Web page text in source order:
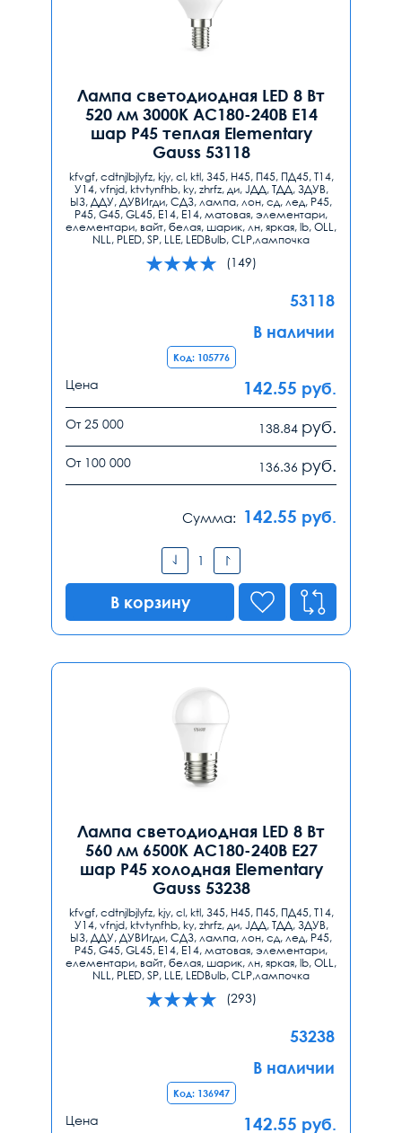
Лампа светодиодная LED 8 Вт
520 лм 3000К AC180-240В E14
шар P45 теплая Elementary
Gauss 53118
kfvgf, cdtnjlbjlyfz, kjy, cl, ktl, З45, H45, П45, ПД45, T14,
У14, vfnjd, ktvtynfhb, ky, zhrfz, ди, JДД, ТДД, ЗДУВ,
ЫЗ, ДДУ, ДУВИгди, СДЗ, лампа, лон, сд, лед, P45,
Р45, G45, GL45, Е14, E14, матовая, элементари,
елементари, вайт, белая, шарик, лн, яркая, lb, ОLL,
NLL, PLED, SP, LLE, LEDBulb, CLP,лампочка
(149)
53118
В наличии
Код: 105776
Цена 142.55 руб.
От 25 000 138.84 руб.
От 100 000 136.36 руб.
Сумма: 142.55 руб.
В корзину
Лампа светодиодная LED 8 Вт
560 лм 6500К AC180-240В E27
шар P45 холодная Elementary
Gauss 53238
kfvgf, cdtnjlbjlyfz, kjy, cl, ktl, З45, H45, П45, ПД45, T14,
У14, vfnjd, ktvtynfhb, ky, zhrfz, ди, JДД, ТДД, ЗДУВ,
ЫЗ, ДДУ, ДУВИгди, СДЗ, лампа, лон, сд, лед, P45,
Р45, G45, GL45, Е14, E14, матовая, элементари,
елементари, вайт, белая, шарик, лн, яркая, lb, ОLL,
NLL, PLED, SP, LLE, LEDBulb, CLP,лампочка
(293)
53238
В наличии
Код: 136947
Цена 142.55 руб.